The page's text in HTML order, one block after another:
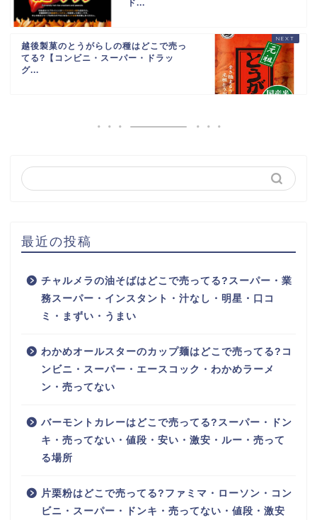
ド...
越後製菓のとうがらしの種はどこで売っ
てる?【コンビニ・スーパー・ドラッ
グ...
最近の投稿
チャルメラの油そばはどこで売ってる?スーパー・業
務スーパー・インスタント・汁なし・明星・口コ
ミ・まずい・うまい
わかめオールスターのカップ麺はどこで売ってる?コ
ンビニ・スーパー・エースコック・わかめラーメ
ン・売ってない
バーモントカレーはどこで売ってる?スーパー・ドン
キ・売ってない・値段・安い・激安・ルー・売って
る場所
片栗粉はどこで売ってる?ファミマ・ローソン・コン
ビニ・スーパー・ドンキ・売ってない・値段・激安